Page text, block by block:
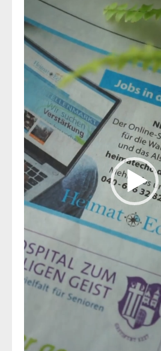
Player